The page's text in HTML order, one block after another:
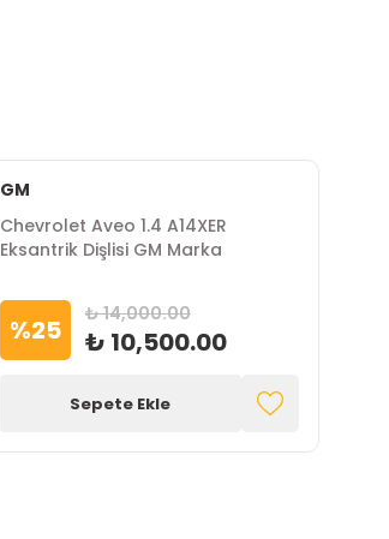
GM
Chevrolet Aveo 1.4 A14XER
Eksantrik Dişlisi GM Marka
%25 ₺ 14,000.00
₺ 10,500.00
Sepete Ekle